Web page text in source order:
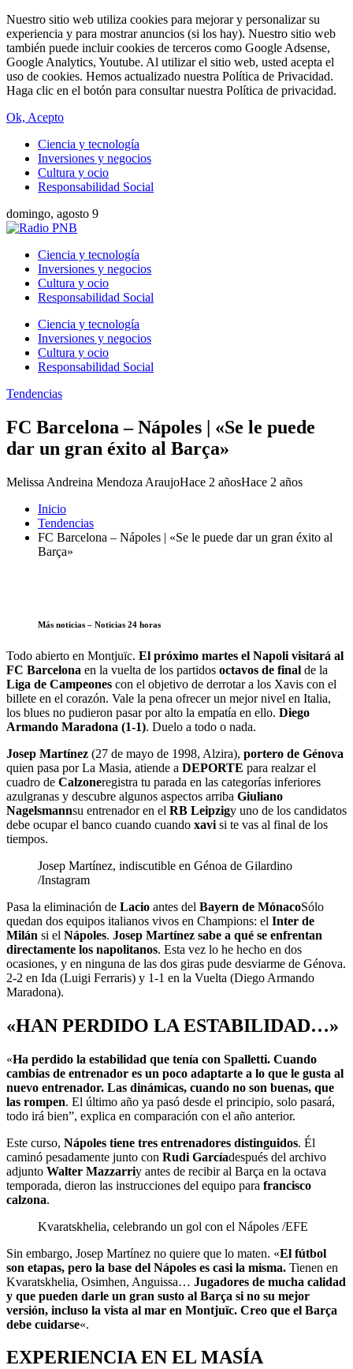
Nuestro sitio web utiliza cookies para mejorar y personalizar su
experiencia y para mostrar anuncios (si los hay). Nuestro sitio web
también puede incluir cookies de terceros como Google Adsense,
Google Analytics, Youtube. Al utilizar el sitio web, usted acepta el
uso de cookies. Hemos actualizado nuestra Política de Privacidad.
Haga clic en el botón para consultar nuestra Política de privacidad.
Ok, Acepto
Ciencia y tecnología
Inversiones y negocios
Cultura y ocio
Responsabilidad Social
domingo, agosto 9
Ciencia y tecnología
Inversiones y negocios
Cultura y ocio
Responsabilidad Social
Ciencia y tecnología
Inversiones y negocios
Cultura y ocio
Responsabilidad Social
Tendencias
FC Barcelona – Nápoles | «Se le puede
dar un gran éxito al Barça»
Melissa Andreina Mendoza AraujoHace 2 añosHace 2 años
Inicio
Tendencias
FC Barcelona – Nápoles | «Se le puede dar un gran éxito al
Barça»
Más noticias – Noticias 24 horas
Todo abierto en Montjuïc. El próximo martes el Napoli visitará al
FC Barcelona en la vuelta de los partidos octavos de final de la
Liga de Campeones con el objetivo de derrotar a los Xavis con el
billete en el corazón. Vale la pena ofrecer un mejor nivel en Italia,
los blues no pudieron pasar por alto la empatía en ello. Diego
Armando Maradona (1-1). Duelo a todo o nada.
Josep Martínez (27 de mayo de 1998, Alzira), portero de Génova
quien pasa por La Masia, atiende a DEPORTE para realzar el
cuadro de Calzoneregistra tu parada en las categorías inferiores
azulgranas y descubre algunos aspectos arriba Giuliano
Nagelsmannsu entrenador en el RB Leipzigy uno de los candidatos
debe ocupar el banco cuando cuando xavi si te vas al final de los
tiempos.
Josep Martínez, indiscutible en Génoa de Gilardino
/Instagram
Pasa la eliminación de Lacio antes del Bayern de MónacoSólo
quedan dos equipos italianos vivos en Champions: el Inter de
Milán si el Nápoles. Josep Martínez sabe a qué se enfrentan
directamente los napolitanos. Esta vez lo he hecho en dos
ocasiones, y en ninguna de las dos giras pude desviarme de Génova.
2-2 en Ida (Luigi Ferraris) y 1-1 en la Vuelta (Diego Armando
Maradona).
«HAN PERDIDO LA ESTABILIDAD…»
«Ha perdido la estabilidad que tenía con Spalletti. Cuando
cambias de entrenador es un poco adaptarte a lo que le gusta al
nuevo entrenador. Las dinámicas, cuando no son buenas, que
las rompen. El último año ya pasó desde el principio, solo pasará,
todo irá bien”, explica en comparación con el año anterior.
Este curso, Nápoles tiene tres entrenadores distinguidos. Él
caminó pesadamente junto con Rudi Garcíadespués del archivo
adjunto Walter Mazzarriy antes de recibir al Barça en la octava
temporada, dieron las instrucciones del equipo para francisco
calzona.
Kvaratskhelia, celebrando un gol con el Nápoles /EFE
Sin embargo, Josep Martínez no quiere que lo maten. «El fútbol
son etapas, pero la base del Nápoles es casi la misma. Tienen en
Kvaratskhelia, Osimhen, Anguissa… Jugadores de mucha calidad
y que pueden darle un gran susto al Barça si no su mejor
versión, incluso la vista al mar en Montjuïc. Creo que el Barça
debe cuidarse«.
EXPERIENCIA EN EL MASÍA